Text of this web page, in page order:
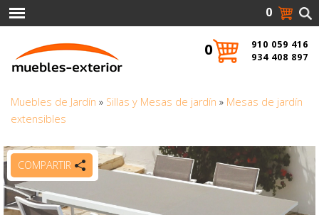
Muebles de Jardín » Sillas y Mesas de jardín » Mesas de jardín
extensibles
COMPARTIR
910 059 416
934 408 897
0
0